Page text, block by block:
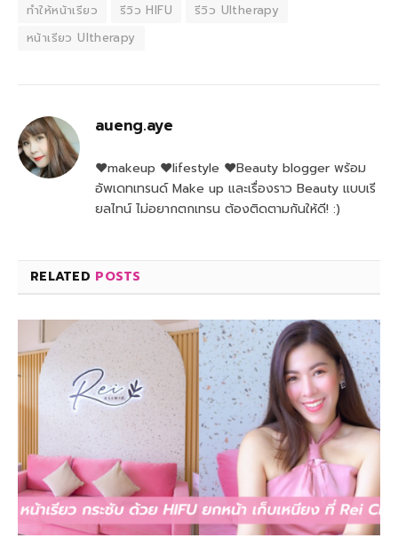
ทำให้หน้าเรียว
รีวิว HIFU
รีวิว Ultherapy
หน้าเรียว Ultherapy
aueng.aye
♥makeup ♥lifestyle ♥Beauty blogger พร้อม
อัพเดทเทรนด์ Make up และเรื่องราว Beauty แบบเรี
ยลไทน์ ไม่อยากตกเทรน ต้องติดตามกันให้ดี! :)
RELATED POSTS